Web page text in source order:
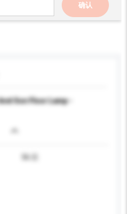
确认
Son Floor Lamp -
56 日